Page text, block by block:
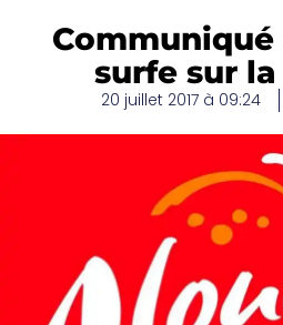
surfe sur
20 juillet 2017 à 09:24